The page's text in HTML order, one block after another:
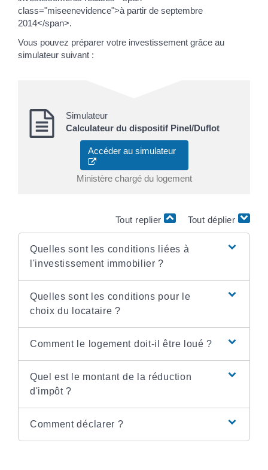
class="miseenevidence">à partir de septembre
2014</span>.
Vous pouvez préparer votre investissement grâce au
simulateur suivant :
Simulateur
Calculateur du dispositif Pinel/Duflot
Accéder au simulateur
Ministère chargé du logement
Tout replier Tout déplier
Quelles sont les conditions liées à
l'investissement immobilier ?
Quelles sont les conditions pour le
choix du locataire ?
Comment le logement doit-il être loué ?
Quel est le montant de la réduction
d'impôt ?
Comment déclarer ?